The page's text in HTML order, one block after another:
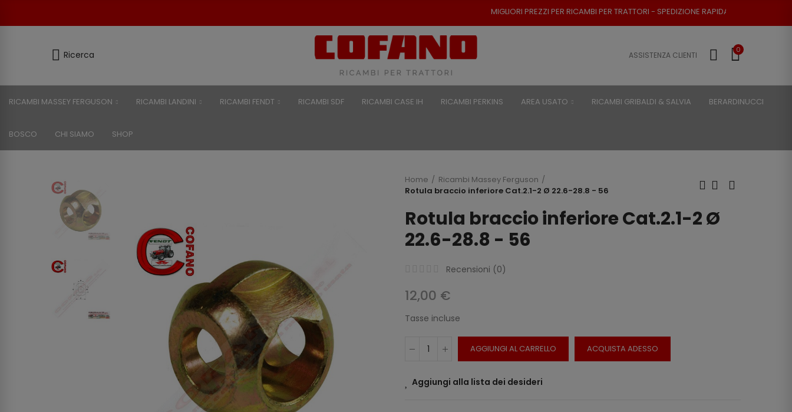
MIGLIORI PREZZI PER RICAMBI PER TRATTORI - SPEDIZIONE RAPIDA - RESO POSSIBILE
Ricerca ASSISTENZA CLIENTI
0
RICAMBI MASSEY FERGUSON RICAMBI LANDINI RICAMBI FENDT RICAMBI SDF RICAMBI CASE IH RICAMBI PERKINS AREA USATO RICAMBI GRIBALDI & SALVIA BERARDINUCCI
BOSCO CHI SIAMO SHOP
Home
Ricambi Massey Ferguson
Rotula braccio inferiore Cat.2.1-2 Ø 22.6-28.8 - 56
Rotula braccio inferiore Cat.2.1-2 Ø
22.6-28.8 - 56
Recensioni (0)
12,00 €
Tasse incluse
AGGIUNGI AL CARRELLO ACQUISTA ADESSO
Aggiungi alla lista dei desideri